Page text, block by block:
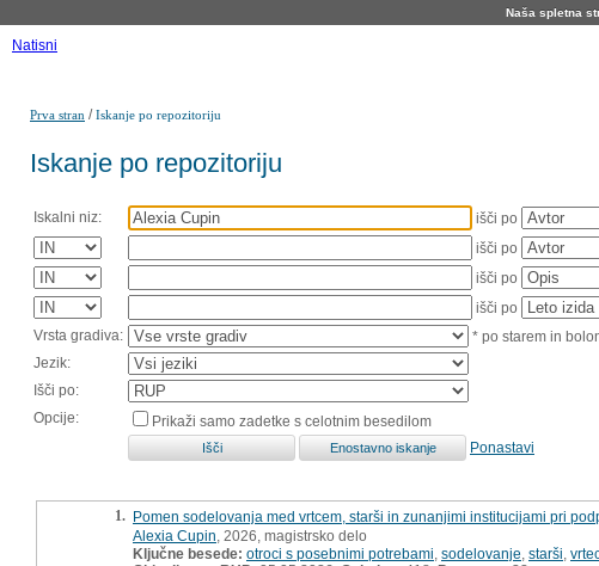
Naša spletna
Natisni
Prva stran /Iskanje po repozitoriju
Iskanje po repozitoriju
Iskalni niz:
išči po
išči po
išči po
išči po
Vrsta gradiva:
* po starem in
Jezik:
Išči po:
Opcije:
Prikaži samo zadetke s celotnim besedilom
Ponastavi
1. Pomen sodelovanja med vrtcem, starši in zunanjimi institucijami pri
Alexia Cupin , 2026, magistrsko delo
Ključne besede: otroci s posebnimi potrebami sodelovanje starši